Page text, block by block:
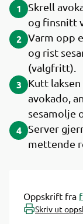
1
Skrell
og finsnitt
2 Varm opp
og rist
(valgfritt).
3
Kutt
avokado,
sesamolje
4 Server
mettende
Oppskrift fra
Skriv ut